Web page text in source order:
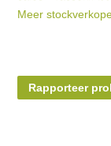
Meer
Rapporteer